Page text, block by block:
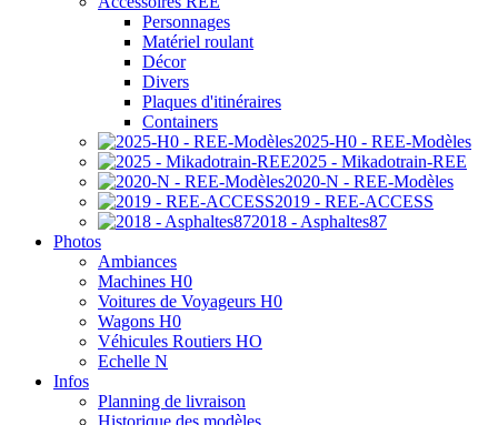
Personnages
Matériel roulant
Décor
Divers
Plaques d'itinéraires
Containers
2025-H0 - REE-Modèles
2025 - Mikadotrain-REE
2020-N - REE-Modèles
2019 - REE-ACCESS
2018 - Asphaltes87
Photos
Ambiances
Machines H0
Voitures de Voyageurs H0
Wagons H0
Véhicules Routiers HO
Echelle N
Infos
Planning de livraison
Historique des modèles